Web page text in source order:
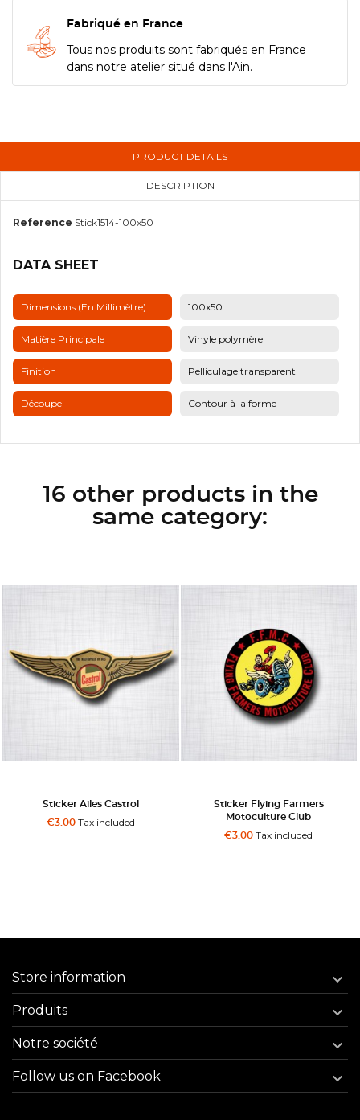
Fabriqué en France
Tous nos produits sont fabriqués en France
dans notre atelier situé dans l'Ain.
PRODUCT DETAILS
DESCRIPTION
Reference Stick1514-100x50
DATA SHEET
Dimensions (en Millimètre) 100x50
Matière Principale Vinyle polymère
Finition Pelliculage transparent
Découpe Contour à la forme
16 other products in the
same category:
Sticker Ailes Castrol
€3.00Tax included
Sticker Flying Farmers
Motoculture Club
€3.00 Tax included
Store information 
Produits 
Notre société 
Follow us on Facebook 